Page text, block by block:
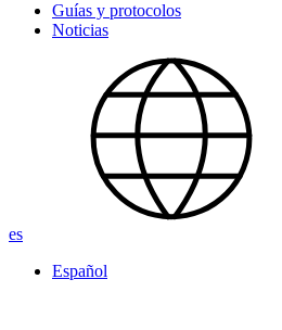
Guías y protocolos
Noticias
es
Español